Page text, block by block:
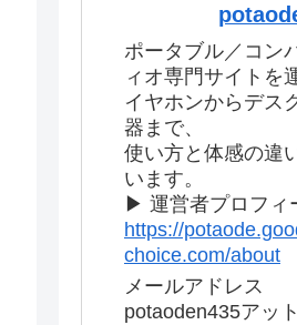
ポータブル／コン
ィオ専門サイトを
イヤホンからデス
器まで、
使い方と体感の違
います。
▶ 運営者プロフィ
https://
choice.com/about
メールアドレス
potaoden435アッ